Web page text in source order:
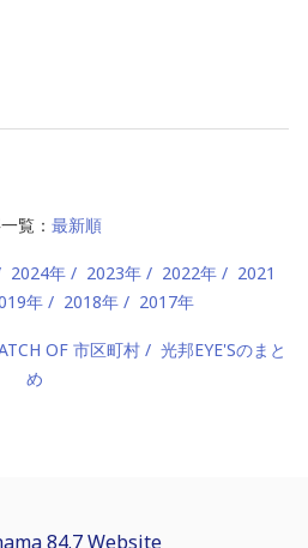
覧： 最新順
2024年 2023年 2022年
2021
年 2018年 2017年
OF 市区町村
光邦EYE'Sのまと
め
84.7 Website